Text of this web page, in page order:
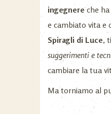
ingegnereche
e cambiato vita e
Spiragli di Luce,
suggerimenti e
cambiare la tua
Ma torniamo al